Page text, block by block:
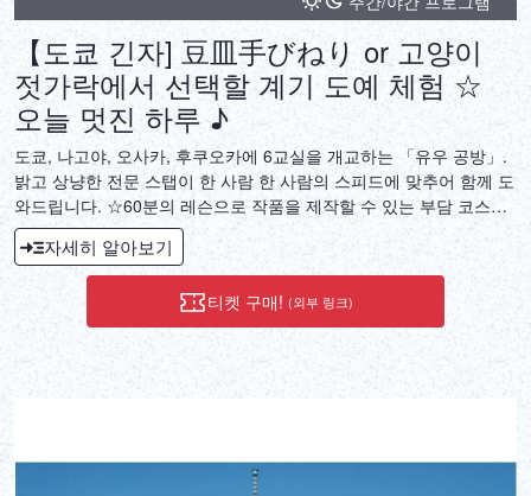
【도쿄 긴자] 豆皿手びねり or 고양이
젓가락에서 선택할 계기 도예 체험 ☆
오늘 멋진 하루 ♪
도쿄, 나고야, 오사카, 후쿠오카에 6교실을 개교하는 「유우 공방」.
밝고 상냥한 전문 스탭이 한 사람 한 사람의 스피드에 맞추어 함께 도
와드립니다. ☆60분의 레슨으로 작품을 제작할 수 있는 부담 코스입
니다. ☆판 만들기의 콩접시 코스와 고양이의 젓가락 두어 그림 코스
에서 선택할 수 있는 하루 체험.・판 만들기의 콩접시 코스 직경 약
10㎝의 콩접시를 1장 제작. 흰색 메이크업, 철 그림을 할 수 있습니
다.・고양이의 젓가락 두어 그림 그리기 코스 고양이형의 야키 원단
2개에 자유롭게 그림을 할 수 있습니다. ☆완성한 작품은 체험일보다
약 1개월~1개월 반후의 전달이 됩니다. ☆작품 제작에 대해 불안한
일 등 있으시면, 어떤 일이라도 부담없이 문의해 주세요.
자세히 알아보기
티켓 구매! (외부 링크)